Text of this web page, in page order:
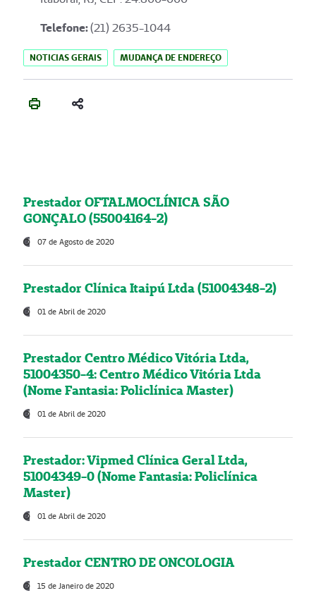
Telefone:(21) 2635-1044
NOTICIAS GERAIS MUDANÇA DE ENDEREÇO
Prestador OFTALMOCLÍNICA SÃO
GONÇALO (55004164-2)
07 de Agosto de 2020
Prestador Clínica Itaipú Ltda (51004348-2)
01 de Abril de 2020
Prestador Centro Médico Vitória Ltda,
51004350-4: Centro Médico Vitória Ltda
(Nome Fantasia: Policlínica Master)
01 de Abril de 2020
Prestador: Vipmed Clínica Geral Ltda,
51004349-0 (Nome Fantasia: Policlínica
Master)
01 de Abril de 2020
Prestador CENTRO DE ONCOLOGIA
15 de Janeiro de 2020